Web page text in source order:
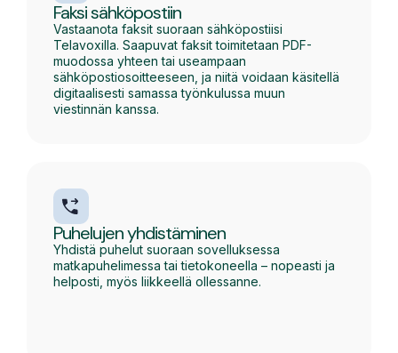
Faksi sähköpostiin
Vastaanota faksit suoraan sähköpostiisi
Telavoxilla. Saapuvat faksit toimitetaan PDF-
muodossa yhteen tai useampaan
sähköpostiosoitteeseen, ja niitä voidaan käsitellä
digitaalisesti samassa työnkulussa muun
viestinnän kanssa.
Puhelujen yhdistäminen
Yhdistä puhelut suoraan sovelluksessa
matkapuhelimessa tai tietokoneella – nopeasti ja
helposti, myös liikkeellä ollessanne.